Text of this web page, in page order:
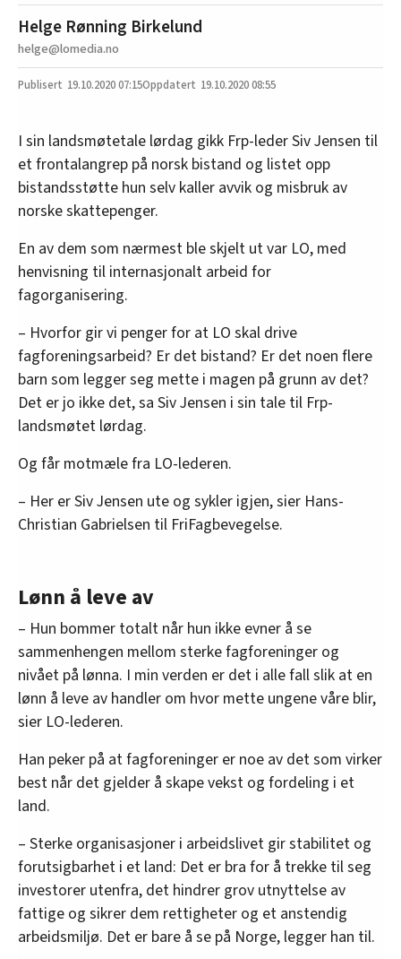
Helge Rønning Birkelund
helge@lomedia.no
19.10.202007:15 19.10.2020 08:55
I sin landsmøtetale lørdag gikk Frp-leder Siv Jensen til
et frontalangrep på norsk bistand og listet opp
bistandsstøtte hun selv kaller avvik og misbruk av
norske skattepenger.
En av dem som nærmest ble skjelt ut var LO, med
henvisning til internasjonalt arbeid for
fagorganisering.
– Hvorfor gir vi penger for at LO skal drive
fagforeningsarbeid? Er det bistand? Er det noen flere
barn som legger seg mette i magen på grunn av det?
Det er jo ikke det, sa Siv Jensen i sin tale til Frp-
landsmøtet lørdag.
Og får motmæle fra LO-lederen.
– Her er Siv Jensen ute og sykler igjen, sier Hans-
Christian Gabrielsen til FriFagbevegelse.
Lønn å leve av
– Hun bommer totalt når hun ikke evner å se
sammenhengen mellom sterke fagforeninger og
nivået på lønna. I min verden er det i alle fall slik at en
lønn å leve av handler om hvor mette ungene våre blir,
sier LO-lederen.
Han peker på at fagforeninger er noe av det som virker
best når det gjelder å skape vekst og fordeling i et
land.
– Sterke organisasjoner i arbeidslivet gir stabilitet og
forutsigbarhet i et land: Det er bra for å trekke til seg
investorer utenfra, det hindrer grov utnyttelse av
fattige og sikrer dem rettigheter og et anstendig
arbeidsmiljø. Det er bare å se på Norge, legger han til.